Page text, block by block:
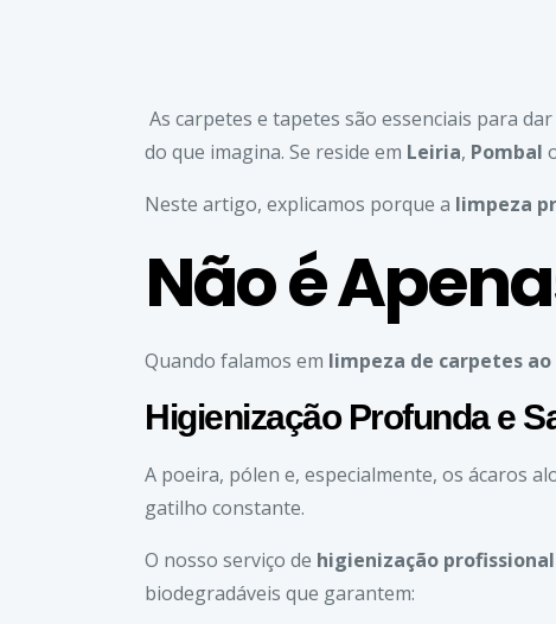
As carpetes e tapetes são essenciais para
do que imagina. Se reside em Leiria, Pombal
Neste artigo, explicamos porque a limpeza
Não é
Quando falamos em limpeza de carpetes
Higienização Profunda e
A poeira, pólen e, especialmente, os ácaros
gatilho constante.
O nosso serviço de higienização
biodegradáveis que garantem: